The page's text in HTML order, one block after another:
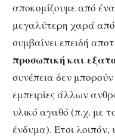
αποκομίζουμε από
μεγαλύτερη χαρά
συμβαίνει επειδή
προσωπική και
συνέπεια δεν
εμπειρίες άλλων
υλικό αγαθό (π.χ. με
ένδυμα). Έτσι